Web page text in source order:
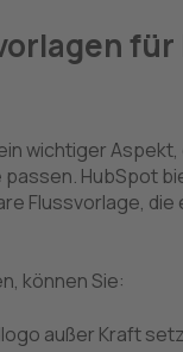
für
wichtiger
HubSpot
Flussvorlage, die
können Sie:
außer Kraft